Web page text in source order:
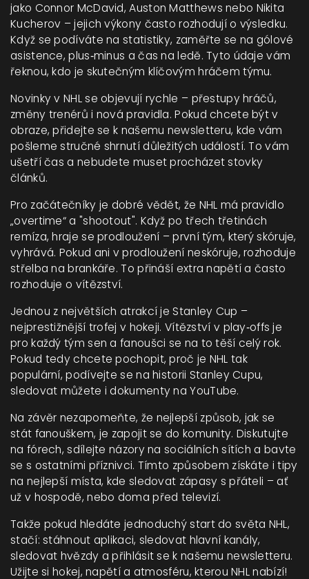
jako Connor McDavid, Auston Matthews nebo Nikita
Kucherov – jejich výkony často rozhodují o výsledku.
Když se podíváte na statistiky, zaměřte se na gólové
asistence, plus‑minus a čas na ledě. Tyto údaje vám
řeknou, kdo je skutečným klíčovým hráčem týmu.
Novinky v NHL se objevují rychle – přestupy hráčů,
změny trenérů i nová pravidla. Pokud chcete být v
obraze, přidejte se k našemu newsletteru, kde vám
pošleme stručné shrnutí důležitých událostí. To vám
ušetří čas a nebudete muset procházet stovky
článků.
Pro začátečníky je dobré vědět, že NHL má pravidlo
„overtime“ a "shootout". Když po třech třetinách
remíza, hraje se prodloužení – první tým, který skóruje,
vyhrává. Pokud ani v prodloužení neskóruje, rozhoduje
střelba na brankáře. To přináší extra napětí a často
rozhoduje o vítězství.
Jednou z největších atrakcí je Stanley Cup –
nejprestižnější trofej v hokeji. Vítězství v play‑offs je
pro každý tým sen a fanoušci se na to těší celý rok.
Pokud tedy chcete pochopit, proč je NHL tak
populární, podívejte se na historii Stanley Cupu,
sledovat můžete i dokumenty na YouTube.
Na závěr nezapomeňte, že nejlepší způsob, jak se
stát fanouškem, je zapojit se do komunity. Diskutujte
na fórech, sdílejte názory na sociálních sítích a bavte
se s ostatními příznivci. Tímto způsobem získáte i tipy
na nejlepší místa, kde sledovat zápasy s přáteli – ať
už v hospodě, nebo doma před televizí.
Takže pokud hledáte jednoduchý start do světa NHL,
stačí: stáhnout aplikaci, sledovat hlavní kanály,
sledovat hvězdy a přihlásit se k našemu newsletteru.
Užijte si hokej, napětí a atmosféru, kterou NHL nabízí!